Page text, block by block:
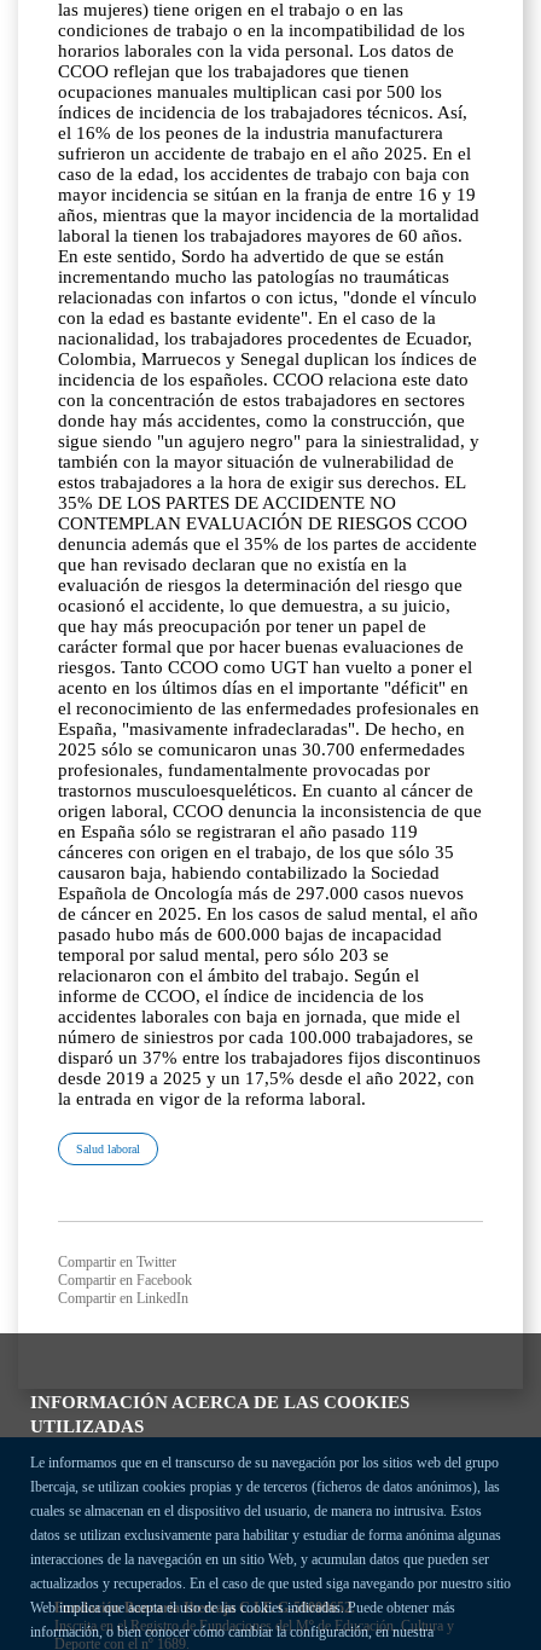
INFORMACIÓN ACERCA DE LAS COOKIES
UTILIZADAS
Le informamos que en el transcurso de su navegación por los sitios web del grupo
Ibercaja, se utilizan cookies propias y de terceros (ficheros de datos anónimos), las
cuales se almacenan en el dispositivo del usuario, de manera no intrusiva. Estos
datos se utilizan exclusivamente para habilitar y estudiar de forma anónima algunas
interacciones de la navegación en un sitio Web, y acumulan datos que pueden ser
actualizados y recuperados. En el caso de que usted siga navegando por nuestro sitio
Web implica que acepta el uso de las cookies indicadas. Puede obtener más
información, o bien conocer cómo cambiar la configuración, en nuestra
las mujeres) tiene origen en el trabajo o en las
condiciones de trabajo o en la incompatibilidad de los
horarios laborales con la vida personal. Los datos de
CCOO reflejan que los trabajadores que tienen
ocupaciones manuales multiplican casi por 500 los
índices de incidencia de los trabajadores técnicos. Así,
el 16% de los peones de la industria manufacturera
sufrieron un accidente de trabajo en el año 2025. En el
caso de la edad, los accidentes de trabajo con baja con
mayor incidencia se sitúan en la franja de entre 16 y 19
años, mientras que la mayor incidencia de la mortalidad
laboral la tienen los trabajadores mayores de 60 años.
En este sentido, Sordo ha advertido de que se están
incrementando mucho las patologías no traumáticas
relacionadas con infartos o con ictus, "donde el vínculo
con la edad es bastante evidente". En el caso de la
nacionalidad, los trabajadores procedentes de Ecuador,
Colombia, Marruecos y Senegal duplican los índices de
incidencia de los españoles. CCOO relaciona este dato
con la concentración de estos trabajadores en sectores
donde hay más accidentes, como la construcción, que
sigue siendo "un agujero negro" para la siniestralidad, y
también con la mayor situación de vulnerabilidad de
estos trabajadores a la hora de exigir sus derechos. EL
35% DE LOS PARTES DE ACCIDENTE NO
CONTEMPLAN EVALUACIÓN DE RIESGOS CCOO
denuncia además que el 35% de los partes de accidente
que han revisado declaran que no existía en la
evaluación de riesgos la determinación del riesgo que
ocasionó el accidente, lo que demuestra, a su juicio,
que hay más preocupación por tener un papel de
carácter formal que por hacer buenas evaluaciones de
riesgos. Tanto CCOO como UGT han vuelto a poner el
acento en los últimos días en el importante "déficit" en
el reconocimiento de las enfermedades profesionales en
España, "masivamente infradeclaradas". De hecho, en
2025 sólo se comunicaron unas 30.700 enfermedades
profesionales, fundamentalmente provocadas por
trastornos musculoesqueléticos. En cuanto al cáncer de
origen laboral, CCOO denuncia la inconsistencia de que
en España sólo se registraran el año pasado 119
cánceres con origen en el trabajo, de los que sólo 35
causaron baja, habiendo contabilizado la Sociedad
Española de Oncología más de 297.000 casos nuevos
de cáncer en 2025. En los casos de salud mental, el año
pasado hubo más de 600.000 bajas de incapacidad
temporal por salud mental, pero sólo 203 se
relacionaron con el ámbito del trabajo. Según el
informe de CCOO, el índice de incidencia de los
accidentes laborales con baja en jornada, que mide el
número de siniestros por cada 100.000 trabajadores, se
disparó un 37% entre los trabajadores fijos discontinuos
desde 2019 a 2025 y un 17,5% desde el año 2022, con
la entrada en vigor de la reforma laboral.
Salud laboral
Compartir en Twitter
Compartir en Facebook
Compartir en LinkedIn
Fundación Bancaria Ibercaja C.I.F. G-50000652.
Inscrita en el Registro de Fundaciones del Mº de Educación, Cultura y
Deporte con el nº 1689.